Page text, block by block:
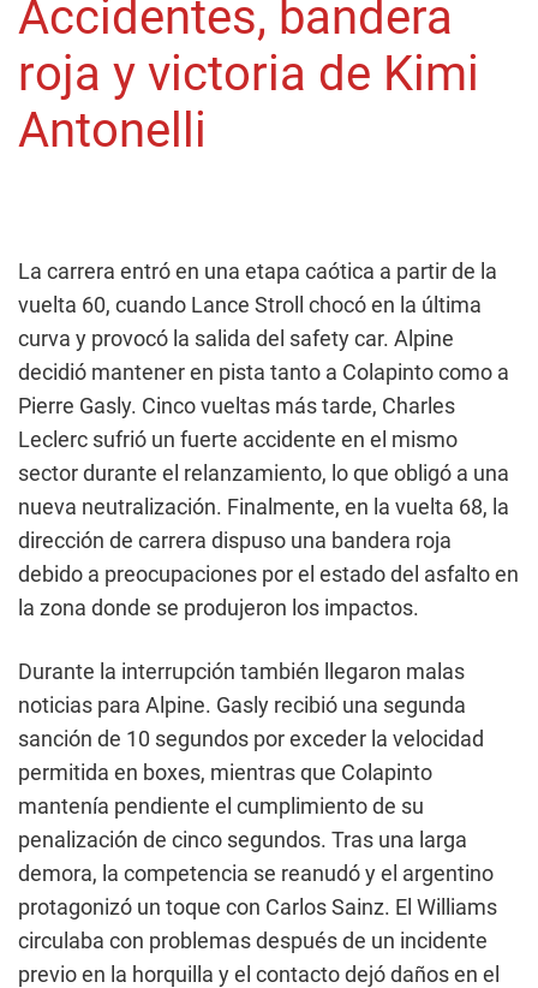
Accidentes, bandera
roja y victoria de Kimi
Antonelli
La carrera entró en una etapa caótica a partir de la
vuelta 60, cuando Lance Stroll chocó en la última
curva y provocó la salida del safety car. Alpine
decidió mantener en pista tanto a Colapinto como a
Pierre Gasly. Cinco vueltas más tarde, Charles
Leclerc sufrió un fuerte accidente en el mismo
sector durante el relanzamiento, lo que obligó a una
nueva neutralización. Finalmente, en la vuelta 68, la
dirección de carrera dispuso una bandera roja
debido a preocupaciones por el estado del asfalto en
la zona donde se produjeron los impactos.
Durante la interrupción también llegaron malas
noticias para Alpine. Gasly recibió una segunda
sanción de 10 segundos por exceder la velocidad
permitida en boxes, mientras que Colapinto
mantenía pendiente el cumplimiento de su
penalización de cinco segundos. Tras una larga
demora, la competencia se reanudó y el argentino
protagonizó un toque con Carlos Sainz. El Williams
circulaba con problemas después de un incidente
previo en la horquilla y el contacto dejó daños en el